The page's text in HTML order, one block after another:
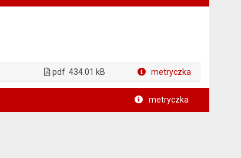
pdf 434.01 kB metryczka
metryczka